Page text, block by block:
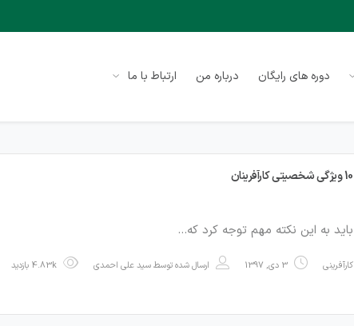
دوره های رایگان درباره من ارتباط با ما
10 ویژگی شخصیتی کارآفرینان
باید به این نکته مهم توجه کرد که…
کارآفرینی 3 دی, 1397 ارسال شده توسطسید علی احمدی 4.83k بازدید